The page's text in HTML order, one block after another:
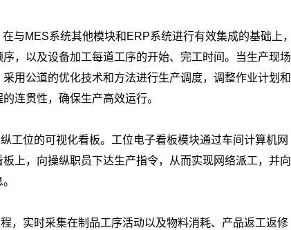
与MES系统其他模块和ERP系统进行有效集成的基础上，
，以及设备加工每道工序的开始、完工时间。当生产现场
用公道的优化技术和方法进行生产调度，调整作业计划和
连贯性，确保生产高效运行。
工位的可视化看板。工位电子看板模块通过车间计算机网
上，向操纵职员下达生产指令，从而实现网络派工，并向
，实时采集在制品工序活动以及物料消耗、产品返工返修